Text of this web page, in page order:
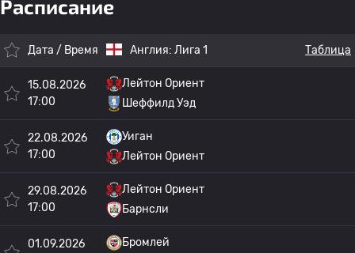
Расписание
Дата / Время Англия: Лига 1 Таблица
15.08.2026
17:00
Лейтон Ориент
Шеффилд Уэд
22.08.2026
17:00
Уиган
Лейтон Ориент
29.08.2026
17:00
Лейтон Ориент
Барнсли
01.09.2026
Бромлей